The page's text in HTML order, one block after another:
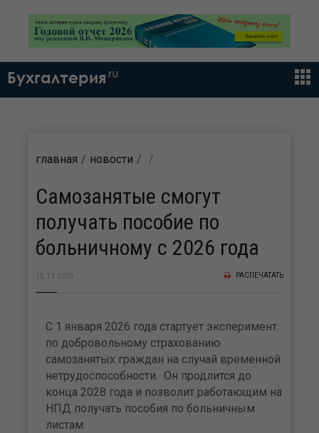
Бухгалтерия ru
главная новости
Самозанятые смогут
получать пособие по
больничному с 2026 года
15.11.2025 РАСПЕЧАТАТЬ
С 1 января 2026 года стартует эксперимент
по добровольному страхованию
самозанятых граждан на случай временной
нетрудоспособности. Он продлится до
конца 2028 года и позволит работающим на
НПД получать пособия по больничным
листам.